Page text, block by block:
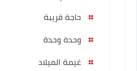
حاجة قريبة
وحدة وحدة
غيمة الميلاد